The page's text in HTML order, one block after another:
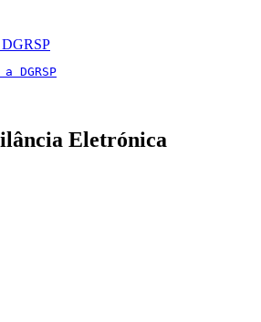
DGRSP
DGRSP
Eletrónica